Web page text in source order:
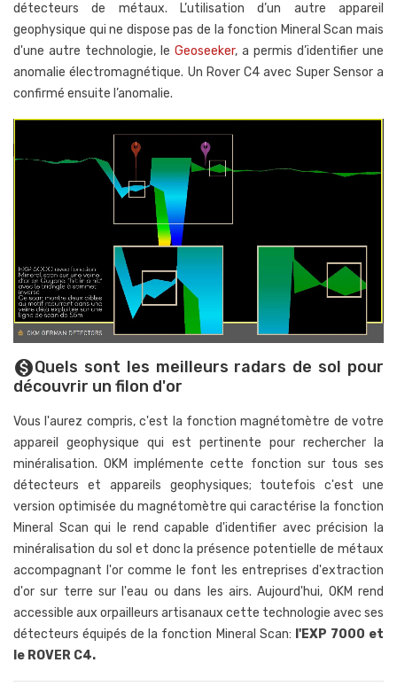
détecteurs de métaux. L’utilisation d’un autre appareil
geophysique qui ne dispose pas de la fonction Mineral Scan mais
d'une autre technologie, le Geoseeker, a permis d’identifier une
anomalie électromagnétique. Un Rover C4 avec Super Sensor a
confirmé ensuite l’anomalie.
monetization_onQuels sont les meilleurs radars de sol pour
découvrir un filon d'or
Vous l'aurez compris, c'est la fonction magnétomètre de votre
appareil geophysique qui est pertinente pour rechercher la
minéralisation. OKM implémente cette fonction sur tous ses
détecteurs et appareils geophysiques; toutefois c'est une
version optimisée du magnétomètre qui caractérise la fonction
Mineral Scan qui le rend capable d'identifier avec précision la
minéralisation du sol et donc la présence potentielle de métaux
accompagnant l'or comme le font les entreprises d'extraction
d'or sur terre sur l'eau ou dans les airs. Aujourd'hui, OKM rend
accessible aux orpailleurs artisanaux cette technologie avec ses
détecteurs équipés de la fonction Mineral Scan: l'EXP 7000 et
le ROVER C4.